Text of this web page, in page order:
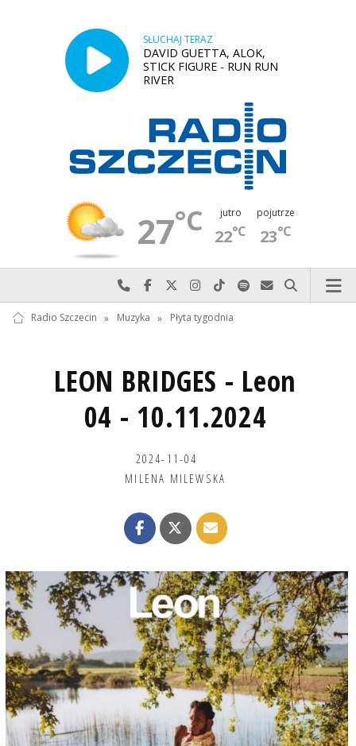
SŁUCHAJ TERAZ
DAVID GUETTA, ALOK,
STICK FIGURE - RUN RUN
RIVER
27°C jutro
22°C
pojutrze
23°C
Najlepiej po prostu do nas zadzwoń
Odwiedź nas na Facebook-u
Odwiedź nas na X
Odwiedź nas na Instagram-ie
Odwiedź nas na TikTok-u
Szukaj nas na Spotify
Wyślij do nas
Szukaj
Radio Szczecin » Muzyka » Płyta tygodnia
LEON BRIDGES - Leon
04 - 10.11.2024
2024-11-04
MILENA MILEWSKA